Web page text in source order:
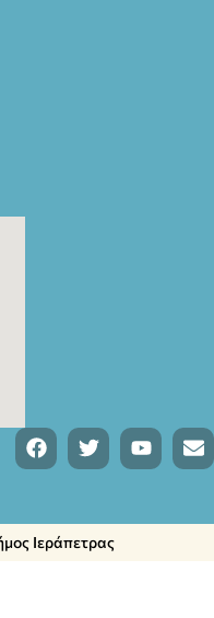
Ιεράπετρας